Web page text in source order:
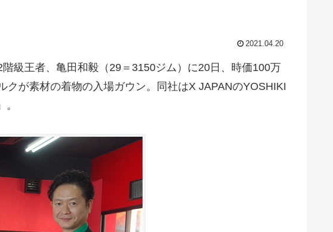
2021.04.20
級王者、亀田和毅（29＝3150ジム）に20日、時価100万
が素材の着物の入場ガウン。同社はX JAPANのYOSHIKI